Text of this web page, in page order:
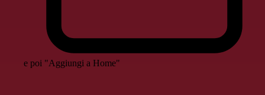
e poi "Aggiungi a Home"